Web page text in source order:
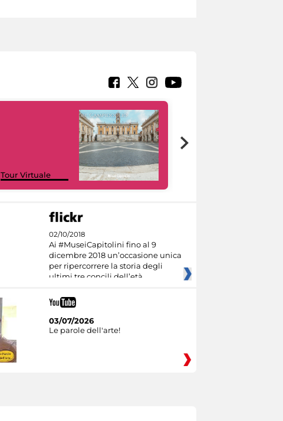
Tour Virtuale
02/10/2018
Ai #MuseiCapitolini fino al 9
dicembre 2018 un’occasione unica
per ripercorrere la storia degli
ultimi tre concili dell’età
03/07/2026
Le parole dell'arte!